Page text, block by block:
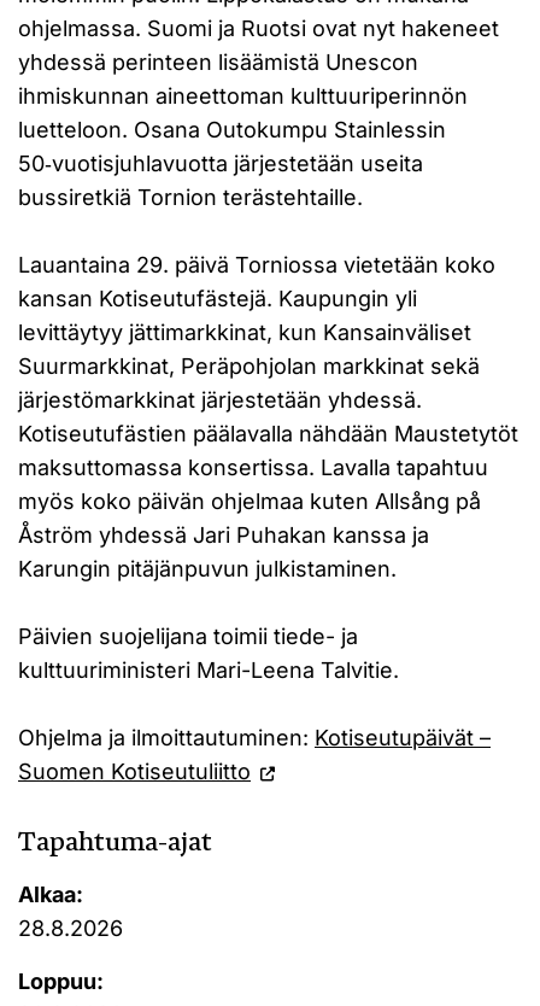
ohjelmassa. Suomi ja Ruotsi ovat nyt hakeneet
yhdessä perinteen lisäämistä Unescon
ihmiskunnan aineettoman kulttuuriperinnön
luetteloon. Osana Outokumpu Stainlessin
50‑vuotisjuhlavuotta järjestetään useita
bussiretkiä Tornion terästehtaille.
Lauantaina 29. päivä Torniossa vietetään koko
kansan Kotiseutufästejä. Kaupungin yli
levittäytyy jättimarkkinat, kun Kansainväliset
Suurmarkkinat, Peräpohjolan markkinat sekä
järjestömarkkinat järjestetään yhdessä.
Kotiseutufästien päälavalla nähdään Maustetytöt
maksuttomassa konsertissa. Lavalla tapahtuu
myös koko päivän ohjelmaa kuten Allsång på
Åström yhdessä Jari Puhakan kanssa ja
Karungin pitäjänpuvun julkistaminen.
Päivien suojelijana toimii tiede- ja
kulttuuriministeri Mari-Leena Talvitie.
Ohjelma ja ilmoittautuminen: Kotiseutupäivät –
Suomen Kotiseutuliitto
Tapahtuma-ajat
Alkaa:
28.8.2026
Loppuu: